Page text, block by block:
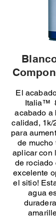
El
Italia™
acabado a
calidad, 1k/
para
de mucho
aplicar con
de rociado
excelente
el sitio!
agua